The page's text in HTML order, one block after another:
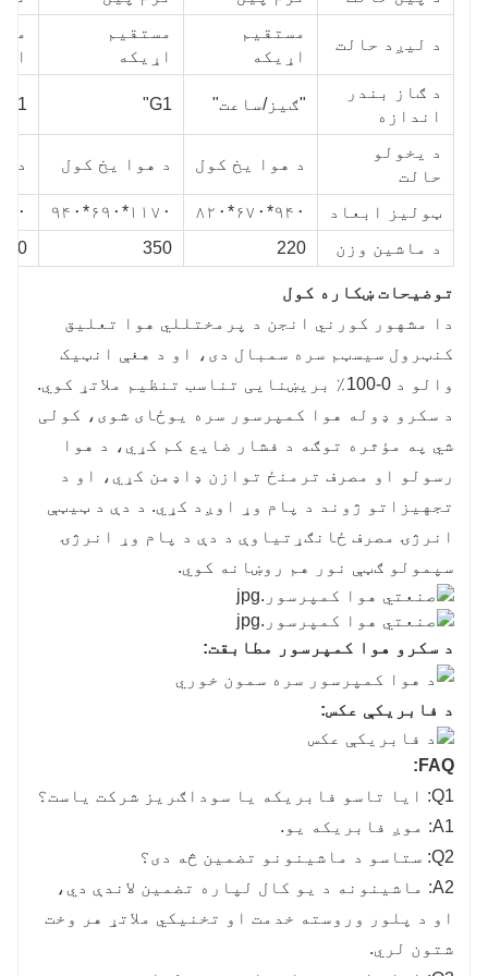
د لیږد حالت
مستقیم
اړیکه
مستقیم
اړیکه
د ګاز بندر
اندازه
"ګیز/ساعت" G1"
G1"
د یخولو
حالت
د هوا یخ کول د هوا یخ کول د
ټولیز ابعاد ۹۴۰*۶۷۰*۸۲۰ ۱۱۷۰*۶۹۰*۹۴۰
د ماشین وزن
220
350
توضیحات ښکاره کول
دا مشهور کورني انجن د پرمختللي هوا تعلیق
کنټرول سیسټم سره سمبال دی، او د هغې انټیک
والو د 0-100٪ بریښنایی تناسب تنظیم ملاتړ کوي.
د سکرو ډوله هوا کمپرسور سره یوځای شوی، کولی
شي په مؤثره توګه د فشار ضایع کم کړي، د هوا
رسولو او مصرف ترمنځ توازن ډاډمن کړي، او د
تجهیزاتو ژوند د پام وړ اوږد کړي. د دې د ټیټې
انرژۍ مصرف ځانګړتیاوې د دې د پام وړ انرژۍ
سپمولو ګټې نور هم روښانه کوي.
د سکرو هوا کمپرسور مطابقت:
د فابریکې عکس:
FAQ:
Q1: ایا تاسو فابریکه یا سوداګریز شرکت یاست؟
A1: موږ فابریکه یو.
Q2: ستاسو د ماشینونو تضمین څه دی؟
A2: ماشینونه د یو کال لپاره تضمین لاندې دي،
او د پلور وروسته خدمت او تخنیکي ملاتړ هر وخت
شتون لري.